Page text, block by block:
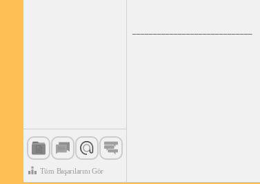
Tüm Başarılarını Gör